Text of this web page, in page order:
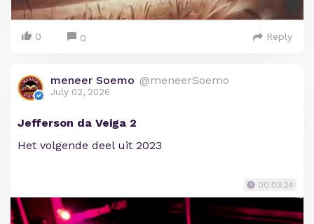
0 0 Reply
meneer Soemo @meneerSoemo
July 02, 2026
Jefferson da Veiga 2
Het volgende deel uit 2023
00:03:24